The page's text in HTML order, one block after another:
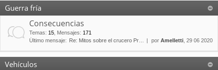
Guerra fría
Consecuencias
Temas: 15 Mensajes: 171
Último mensaje:
Re: Mitos sobre el crucero Pr… por Amelletti , 29 06 2020
Vehículos